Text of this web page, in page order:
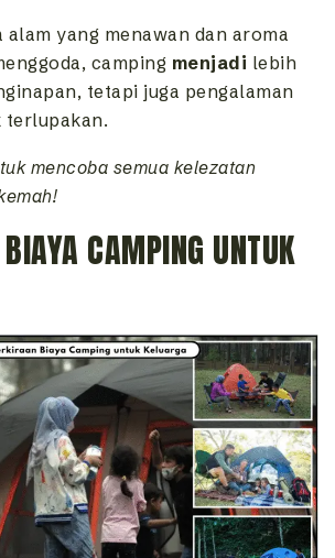
alam yang menawan dan aroma
camping menjadi lebih
tetapi juga pengalaman
terlupakan.
mencoba semua kelezatan
CAMPING UNTUK